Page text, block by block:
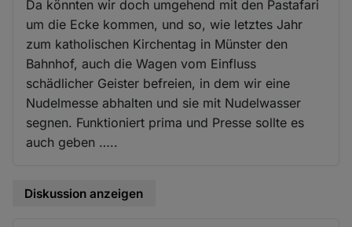
Da könnten wir doch umgehend mit den Pastafari
um die Ecke kommen, und so, wie letztes Jahr
zum katholischen Kirchentag in Münster den
Bahnhof, auch die Wagen vom Einfluss
schädlicher Geister befreien, in dem wir eine
Nudelmesse abhalten und sie mit Nudelwasser
segnen. Funktioniert prima und Presse sollte es
auch geben …..
Diskussion anzeigen